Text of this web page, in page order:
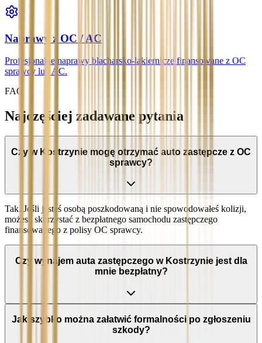
Naprawy z OC / AC
Profesjonalne naprawy blacharsko-lakiernicze finansowane z OC
sprawcy lub AC.
FAQ
Najczęściej zadawane pytania
Czy w Kostrzynie mogę otrzymać auto zastępcze z OC
sprawcy?
Tak. Jeśli jesteś osobą poszkodowaną i nie spowodowałeś kolizji,
możesz skorzystać z bezpłatnego samochodu zastępczego
finansowanego z polisy OC sprawcy.
Czy wynajem auta zastępczego w Kostrzynie jest dla
mnie bezpłatny?
Jak szybko można załatwić formalności po zgłoszeniu
szkody?